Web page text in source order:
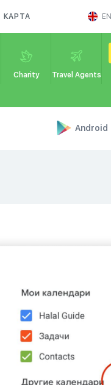
КАРТА EN
Charity Travel Agents
Android